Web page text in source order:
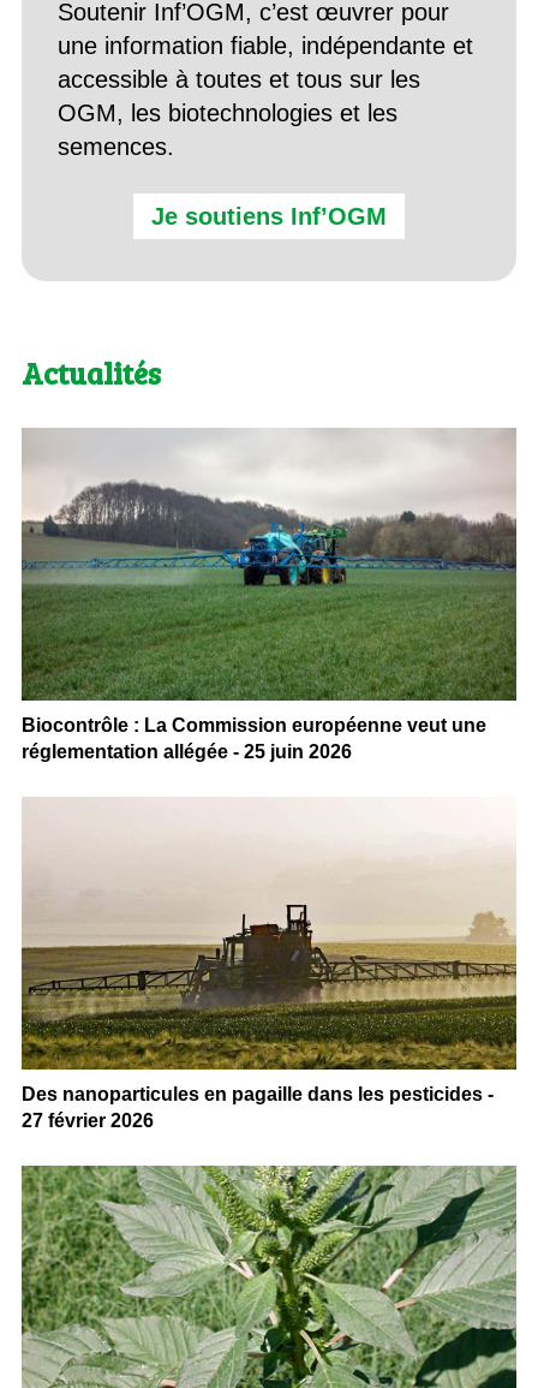
Soutenir Inf’OGM, c’est œuvrer pour
une information fiable, indépendante et
accessible à toutes et tous sur les
OGM, les biotechnologies et les
semences.
Je soutiens Inf’OGM
Actualités
Biocontrôle : La Commission européenne veut une
réglementation allégée - 25 juin 2026
Des nanoparticules en pagaille dans les pesticides -
27 février 2026